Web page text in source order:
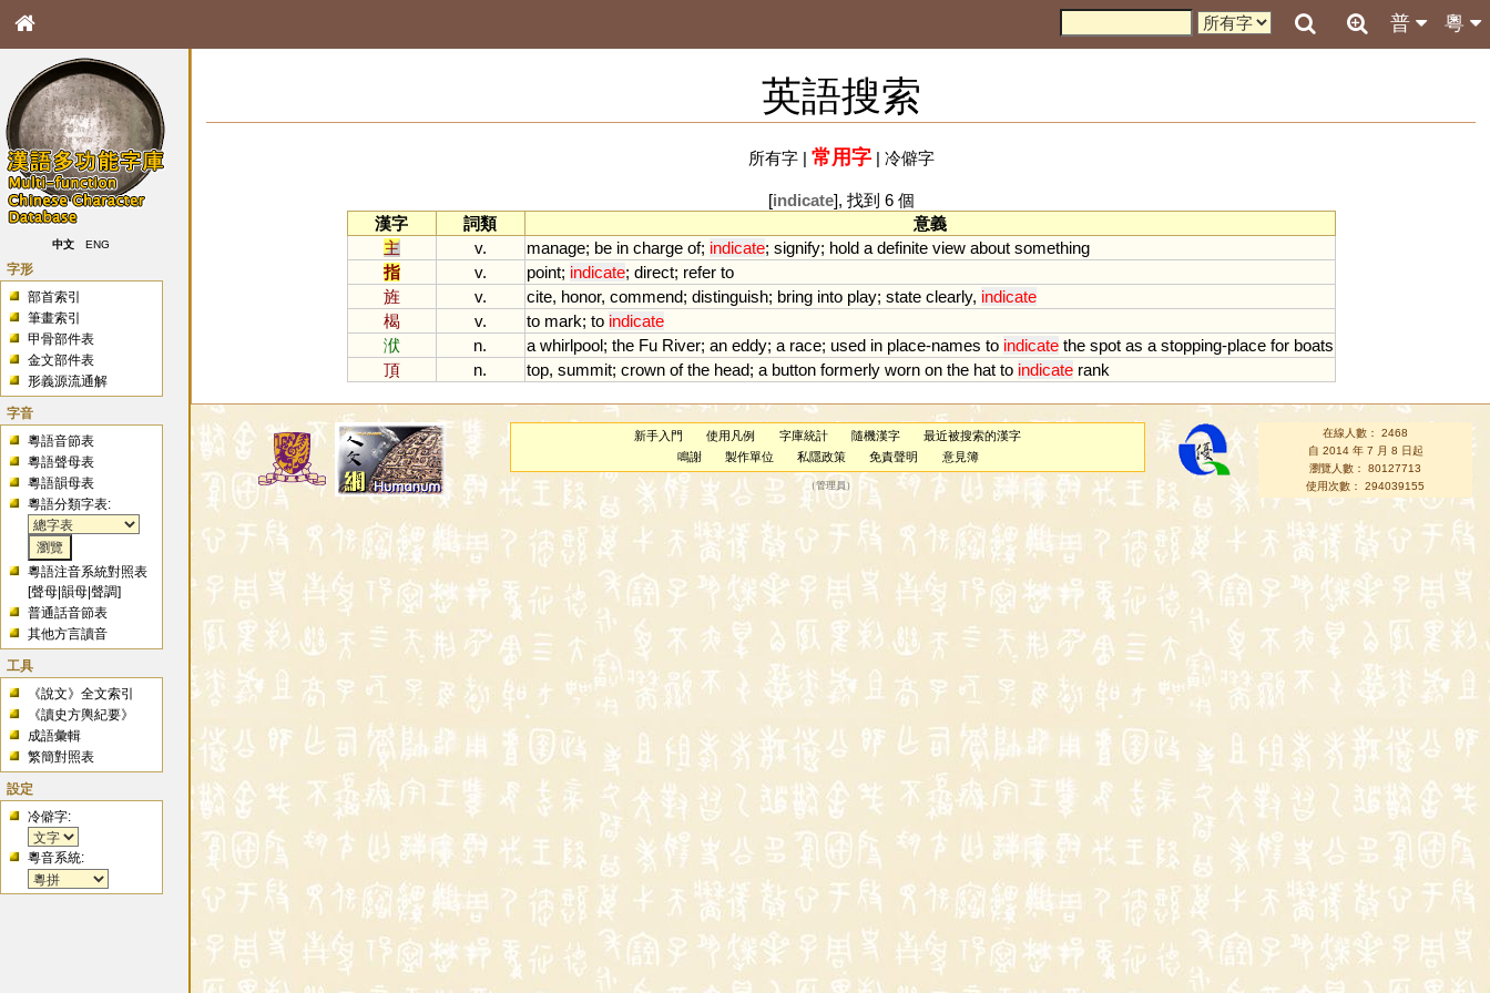
粵
普
中文 ENG
字形
部首索引
筆畫索引
甲骨部件表
金文部件表
形義源流通解
字音
粵語音節表
粵語聲母表
粵語韻母表
粵語分類字表:
粵語注音系統對照表
[聲母 |韻母 |聲調]
普通話音節表
其他方言讀音
工具
《說文》全文索引
《讀史方輿紀要》
成語彙輯
繁簡對照表
設定
冷僻字:
粵音系統:
英語搜索
所有字| 常用字| 冷僻字
[indicate], 找到 6 個
漢字
詞類
意義
主
v. manage; be in charge of; indicate; signify; hold a definite view about something
指
v. point; indicate; direct; refer to
旌
v. cite, honor, commend; distinguish; bring into play; state clearly, indicate
楬
v. to mark; to indicate
洑
n. a whirlpool; the Fu River; an eddy; a race; used in place-names to indicate the spot as a stopping-place for boats
頂
n. top, summit; crown of the head; a button formerly worn on the hat to indicate rank
新手入門 使用凡例 字庫統計 隨機漢字
最近被搜索的漢字
鳴謝
製作單位 私隱政策 免責聲明 意見簿
（管理員 ）
在線人數： 2468
自 2014 年 7 月 8 日起
瀏覽人數： 80127713
使用次數： 294039155